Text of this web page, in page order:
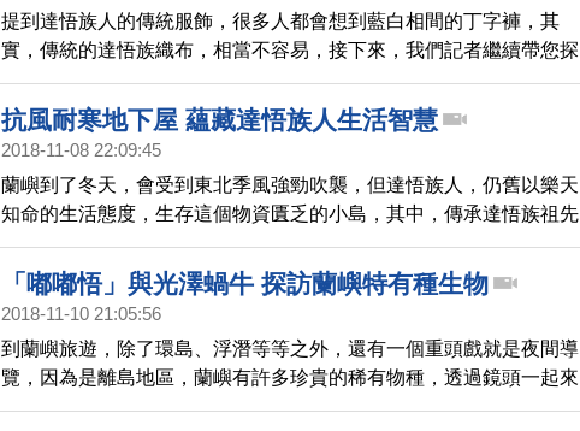
提到達悟族人的傳統服飾，很多人都會想到藍白相間的丁字褲，其
實，傳統的達悟族織布，相當不容易，接下來，我們記者繼續帶您探
索蘭嶼，要拜訪一位織布老師，一起來看達悟族經典的，藍白菱形紋
織布。
抗風耐寒地下屋 蘊藏達悟族人生活智慧
2018-11-08 22:09:45
蘭嶼到了冬天，會受到東北季風強勁吹襲，但達悟族人，仍舊以樂天
知命的生活態度，生存這個物資匱乏的小島，其中，傳承達悟族祖先
智慧的地下屋，就是最好的證明，一起來看看。
「嘟嘟悟」與光澤蝸牛 探訪蘭嶼特有種生物
2018-11-10 21:05:56
到蘭嶼旅遊，除了環島、浮潛等等之外，還有一個重頭戲就是夜間導
覽，因為是離島地區，蘭嶼有許多珍貴的稀有物種，透過鏡頭一起來
探索 。